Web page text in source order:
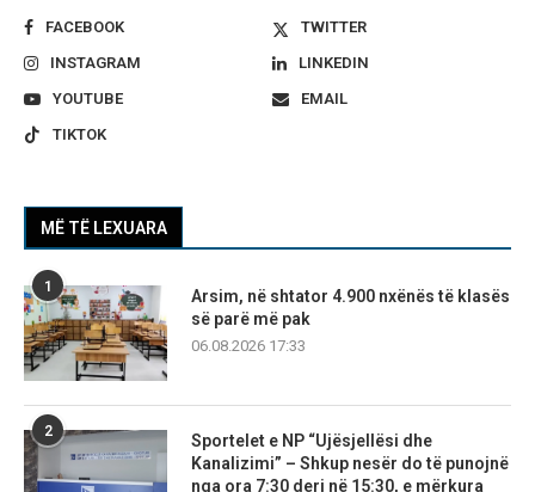
FACEBOOK
TWITTER
INSTAGRAM
LINKEDIN
YOUTUBE
EMAIL
TIKTOK
MË TË LEXUARA
1
Arsim, në shtator 4.900 nxënës të klasës
së parë më pak
06.08.2026 17:33
2
Sportelet e NP “Ujësjellësi dhe
Kanalizimi” – Shkup nesër do të punojnë
nga ora 7:30 deri në 15:30, e mërkura